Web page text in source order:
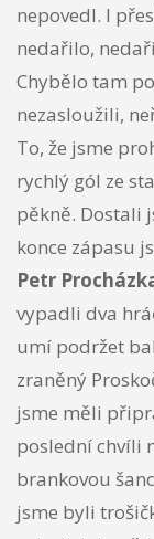
nepovedl. I
nedařilo,
Chybělo tam
nezasloužili,
To, že jsme
rychlý gól ze
pěkně. Dostali
konce zápasu
Petr
vypadli dva
umí podržet
zraněný
jsme měli
poslední chvíli
brankovou
jsme byli